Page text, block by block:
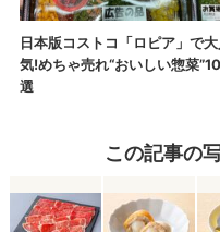
この記事の